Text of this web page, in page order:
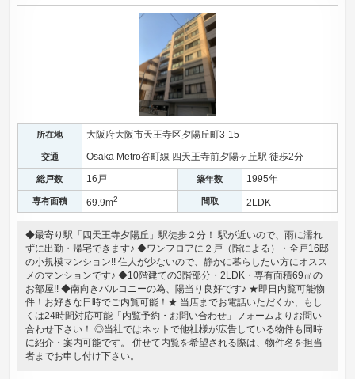
所在地 大阪府大阪市天王寺区夕陽丘町3-15
交通 Osaka Metro谷町線 四天王寺前夕陽ヶ丘駅 徒歩2分
総戸数 16戸 築年数 1995年
専有面積 69.9m2 間取 2LDK
◆最寄り駅「四天王寺夕陽丘」駅徒歩２分！ 駅が近いので、雨に濡れ
ずに出勤・帰宅できます♪ ◆ワンフロアに２戸（階による）・全戸16邸
の小規模マンション!! 住人が少ないので、静かに暮らしたい方にオスス
メのマンションです♪ ◆10階建ての3階部分・2LDK・専有面積69㎡の
お部屋!! ◆南向きバルコニーの為、陽当り良好です♪ ★即日内覧可能物
件！お好きな日時でご内覧可能！★ 当店までお電話いただくか、もし
くは24時間対応可能「内覧予約・お問い合わせ」フォームよりお問い
合わせ下さい！ ◎当社ではネットで他社様が広告している物件も同時
に紹介・案内可能です。 併せて内覧を希望される際は、物件名を担当
者までお申し付け下さい。